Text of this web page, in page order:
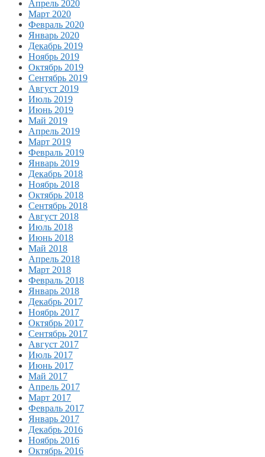
Апрель 2020
Март 2020
Февраль 2020
Январь 2020
Декабрь 2019
Ноябрь 2019
Октябрь 2019
Сентябрь 2019
Август 2019
Июль 2019
Июнь 2019
Май 2019
Апрель 2019
Март 2019
Февраль 2019
Январь 2019
Декабрь 2018
Ноябрь 2018
Октябрь 2018
Сентябрь 2018
Август 2018
Июль 2018
Июнь 2018
Май 2018
Апрель 2018
Март 2018
Февраль 2018
Январь 2018
Декабрь 2017
Ноябрь 2017
Октябрь 2017
Сентябрь 2017
Август 2017
Июль 2017
Июнь 2017
Май 2017
Апрель 2017
Март 2017
Февраль 2017
Январь 2017
Декабрь 2016
Ноябрь 2016
Октябрь 2016